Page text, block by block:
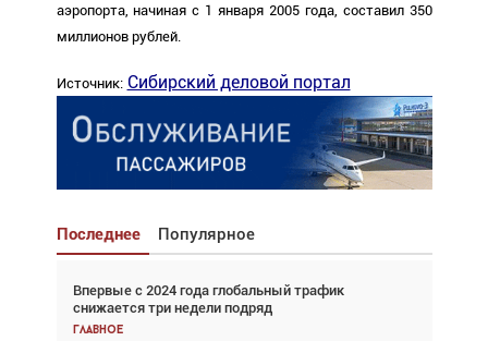
аэропорта, начиная с 1 января 2005 года, составил 350
миллионов рублей.
Источник: Сибирский деловой портал
Последнее Популярное
Впервые с 2024 года глобальный трафик
снижается три недели подряд
Главное
Взгляд с высоты: тандем вертолётов и БПЛА в
спасательных операциях
Главное